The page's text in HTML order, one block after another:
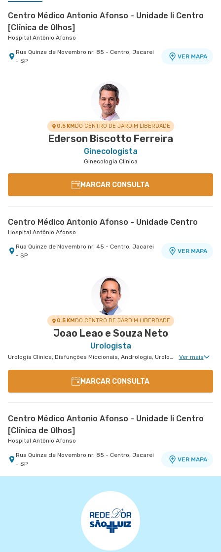
Centro Médico Antonio Afonso - Unidade Ii Centro
[Clínica de Olhos]
Hospital Antônio Afonso
Rua Quinze de Novembro nr. 85 - Centro, Jacarei
- SP
VER MAPA
Rua Carlos Maria Auricchio nr. 70 - Jardim
Aquarius, Sao Jose Dos Campos - SP
0.5 KMDO CENTRO DE JARDIM LIBERDADE
Ederson Biscotto Ferreira
Ginecologista
Ginecologia Clinica
MARCAR CONSULTA
Centro Médico Antonio Afonso - Unidade Centro
Hospital Antônio Afonso
Rua Quinze de Novembro nr. 45 - Centro, Jacarei
- SP
VER MAPA
0.5 KMDO CENTRO DE JARDIM LIBERDADE
Joao Leao e Souza Neto
Urologista
Urologia Clinica, Disfunções Miccionais, Andrologia, Urologia Oncológica, Cirurgia Urológica Ver mais
MARCAR CONSULTA
Centro Médico Antonio Afonso - Unidade Ii Centro
[Clínica de Olhos]
Hospital Antônio Afonso
Rua Quinze de Novembro nr. 85 - Centro, Jacarei
- SP
VER MAPA